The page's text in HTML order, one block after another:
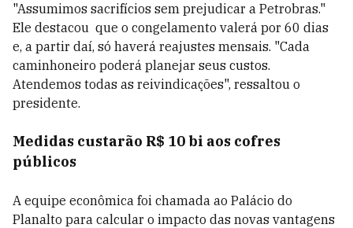
"Assumimos sacrifícios sem prejudicar a Petrobras."
Ele destacou que o congelamento valerá por 60 dias
e, a partir daí, só haverá reajustes mensais. "Cada
caminhoneiro poderá planejar seus custos.
Atendemos todas as reivindicações", ressaltou o
presidente.
Medidas custarão R$ 10 bi aos cofres
públicos
A equipe econômica foi chamada ao Palácio do
Planalto para calcular o impacto das novas vantagens